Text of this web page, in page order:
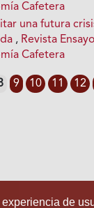
Cafetera
una futura
, Revista
Cafetera
9 10 11 12
de